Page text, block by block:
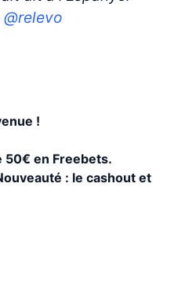
@relevo
!
50€ en Freebets.
: le cashout et